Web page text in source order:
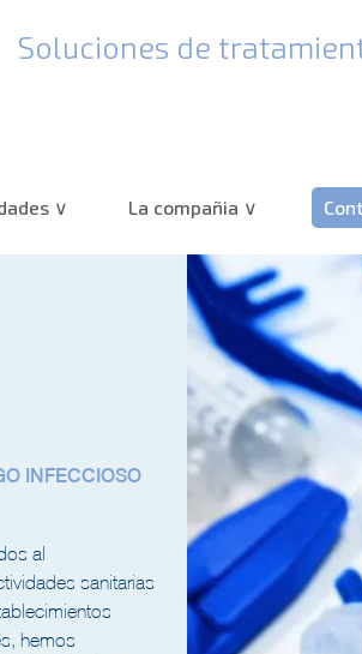
Soluciones de
La compañia
INFECCIOSO
al
sanitarias
hemos